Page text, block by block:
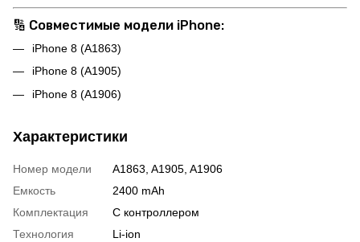
🔢 Совместимые модели iPhone:
iPhone 8 (A1863)
iPhone 8 (A1905)
iPhone 8 (A1906)
Характеристики
Номер модели
A1863, A1905, A1906
Емкость
2400 mAh
Комплектация
С контроллером
Технология
Li-ion